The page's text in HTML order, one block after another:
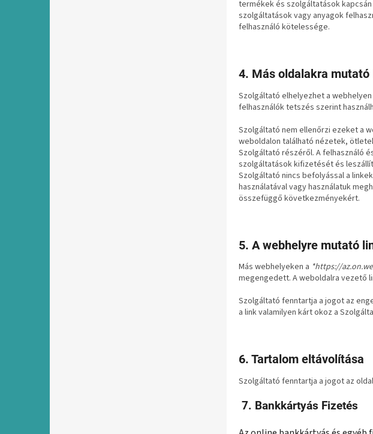
termékek és szolgáltatások
szolgáltatások vagy anyagok
felhasználó kötelessége.
4. Más oldalakra
Szolgáltató elhelyezhet a
felhasználók tetszés szerint
Szolgáltató nem ellenőrzi ezeket a
weboldalon található nézetek,
Szolgáltató részéről. A felhasználó
szolgáltatások kifizetését és
Szolgáltató nincs befolyással a
használatával vagy használatuk
összefüggő következményekért.
5. A webhelyre mutató
Más webhelyeken a *https://
megengedett. A weboldalra vezető
Szolgáltató fenntartja a jogot az
a link valamilyen kárt okoz a
6. Tartalom eltávolítása
Szolgáltató fenntartja a jogot az
7. Bankkártyás Fizetés